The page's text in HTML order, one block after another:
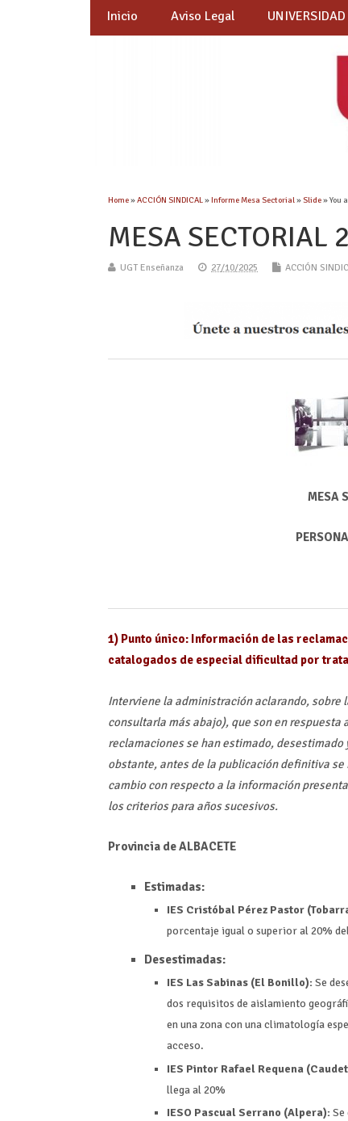
Inicio Aviso Legal UNIVERSIDAD
Home»ACCIÓN SINDICAL»Informe Mesa Sectorial»Slide» You
MESA
UGT Enseñanza 27/10/2025 ACCIÓN
MESA
1) Punto único: Información de las
catalogados de especial dificultad por
Interviene la administración aclarando, sobre
consultarla más abajo), que son en
reclamaciones se han estimado,
obstante, antes de la publicación definitiva
cambio con respecto a la información
los criterios para años sucesivos.
Provincia de ALBACETE
Estimadas:
IES Cristóbal Pérez Pastor
porcentaje igual o superior al 20%
Desestimadas:
IES Las Sabinas (El Bonillo): Se
dos requisitos de aislamiento
en una zona con una climatología
acceso.
IES Pintor Rafael Requena
llega al 20%
IESO Pascual Serrano (Alpera):